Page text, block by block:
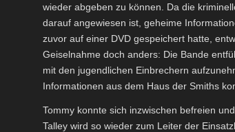
wieder abgeben zu können. Da die
darauf angewiesen ist, geheime
zuvor auf einer DVD gespeichert hatte,
Geiselnahme doch anders: Die Bande
mit den jugendlichen Einbrechern
Informationen aus dem Haus der Smiths
Tommy konnte sich inzwischen befreien
Talley wird so wieder zum Leiter der